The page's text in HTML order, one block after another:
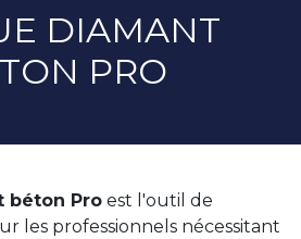
DIAMANT
PRO
béton Pro est l'outil de
les professionnels nécessitant